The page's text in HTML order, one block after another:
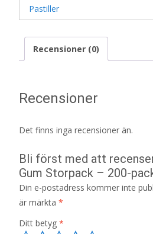
Pastiller
Recensioner (0)
Recensioner
Det finns inga recensioner än.
Bli först med att
Gum Storpack – 200-
Din e-postadress kommer inte
är märkta *
Ditt betyg *